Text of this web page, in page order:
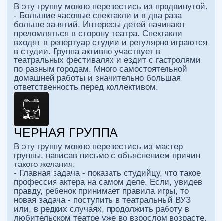
уровни, но и разные цвета шеврона.
Начальная группа - белый шеврон
Продвинутая группа - желтый шеврон
Мастер группа - красный шеврон
Черная группа - золотой шеврон
ОСНОВНЫЕЦЕЛИ
ТЕАТРАЛЬНОЙ
СТУДИИ
Наша школа откроет мир актерского
мастерства для Вашего ребенка:
Приобщит ребят к искусству